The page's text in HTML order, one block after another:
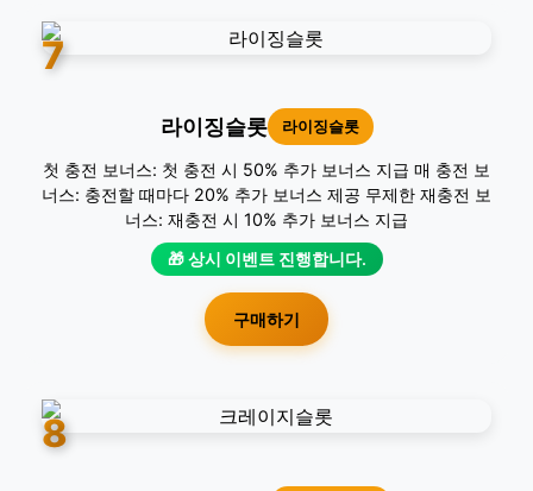
7
라이징슬롯 라이징슬롯
첫 충전 보너스: 첫 충전 시 50% 추가 보너스 지급 매 충전 보
너스: 충전할 때마다 20% 추가 보너스 제공 무제한 재충전 보
너스: 재충전 시 10% 추가 보너스 지급
🎁 상시 이벤트 진행합니다.
구매하기
8